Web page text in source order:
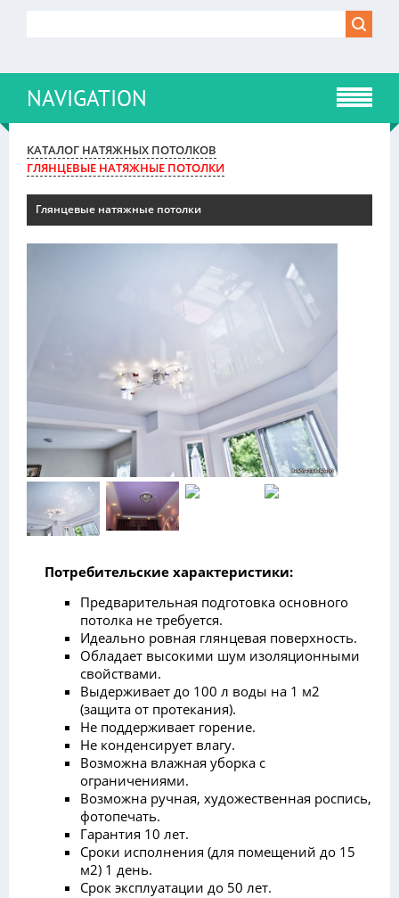
NAVIGATION
КАТАЛОГ НАТЯЖНЫХ ПОТОЛКОВ
ГЛЯНЦЕВЫЕ НАТЯЖНЫЕ ПОТОЛКИ
Глянцевые натяжные потолки
Потребительские характеристики:
Предварительная подготовка основного
потолка не требуется.
Идеально ровная глянцевая поверхность.
Обладает высокими шум изоляционными
свойствами.
Выдерживает до 100 л воды на 1 м2
(защита от протекания).
Не поддерживает горение.
Не конденсирует влагу.
Возможна влажная уборка с
ограничениями.
Возможна ручная, художественная роспись,
фотопечать.
Гарантия 10 лет.
Сроки исполнения (для помещений до 15
м2) 1 день.
Срок эксплуатации до 50 лет.